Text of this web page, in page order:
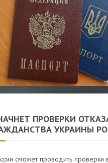
ПРОВЕРКИ
УКРАИНЫ
сможет проводить проверки